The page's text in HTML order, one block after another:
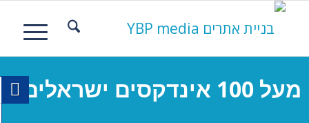
מעל 100 אינדקסים ישראלים